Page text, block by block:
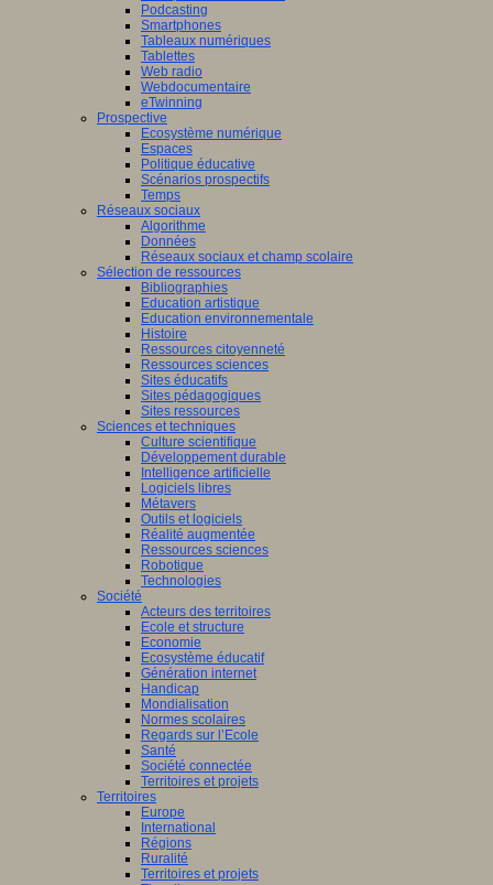
Podcasting
Smartphones
Tableaux numériques
Tablettes
Web radio
Webdocumentaire
eTwinning
Prospective
Ecosystème numérique
Espaces
Politique éducative
Scénarios prospectifs
Temps
Réseaux sociaux
Algorithme
Données
Réseaux sociaux et champ scolaire
Sélection de ressources
Bibliographies
Education artistique
Education environnementale
Histoire
Ressources citoyenneté
Ressources sciences
Sites éducatifs
Sites pédagogiques
Sites ressources
Sciences et techniques
Culture scientifique
Développement durable
Intelligence artificielle
Logiciels libres
Métavers
Outils et logiciels
Réalité augmentée
Ressources sciences
Robotique
Technologies
Société
Acteurs des territoires
Ecole et structure
Economie
Ecosystème éducatif
Génération internet
Handicap
Mondialisation
Normes scolaires
Regards sur l’Ecole
Santé
Société connectée
Territoires et projets
Territoires
Europe
International
Régions
Ruralité
Territoires et projets